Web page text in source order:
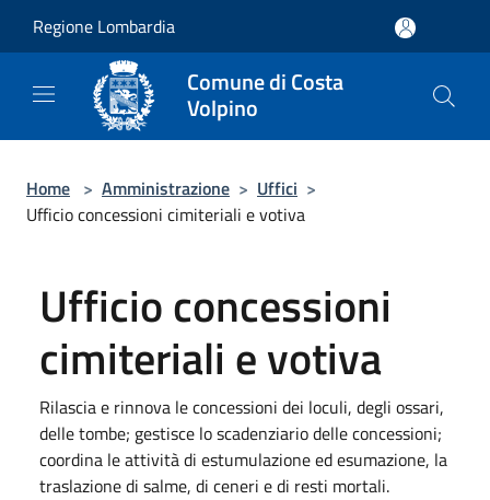
Regione Lombardia
Comune di Costa
Volpino
Home > Amministrazione > Uffici >
Ufficio concessioni cimiteriali e votiva
Ufficio concessioni
cimiteriali e votiva
Rilascia e rinnova le concessioni dei loculi, degli ossari,
delle tombe; gestisce lo scadenziario delle concessioni;
coordina le attività di estumulazione ed esumazione, la
traslazione di salme, di ceneri e di resti mortali.